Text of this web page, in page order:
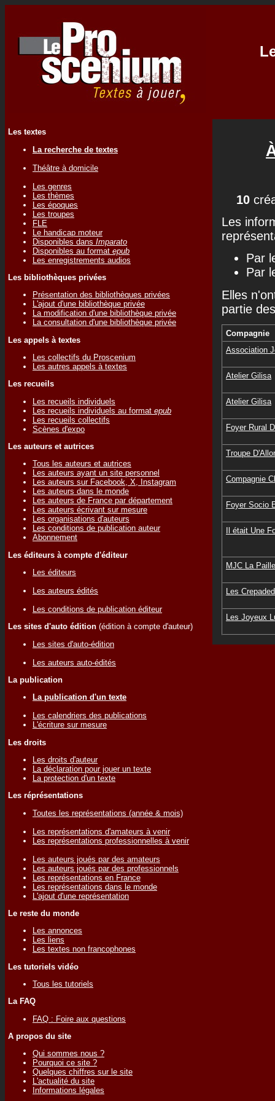
Les textes
La recherche de textes
Théâtre à domicile
Les genres
Les thèmes
Les époques
Les troupes
FLE
Le handicap moteur
Disponibles dans Imparato
Disponibles au format epub
Les enregistrements audios
Les bibliothèques privées
Présentation des bibliothèques privées
L'ajout d'une bibliothèque privée
La modification d'une bibliothèque privée
La consultation d'une bibliothèque privée
Les appels à textes
Les collectifs du Proscenium
Les autres appels à textes
Les recueils
Les recueils individuels
Les recueils individuels au format epub
Les recueils collectifs
Scènes d'expo
Les auteurs et autrices
Tous les auteurs et autrices
Les auteurs ayant un site personnel
Les auteurs sur Facebook, X, Instagram
Les auteurs dans le monde
Les auteurs de France par département
Les auteurs écrivant sur mesure
Les organisations d'auteurs
Les conditions de publication auteur
Abonnement
Les éditeurs à compte d'éditeur
Les éditeurs
Les auteurs édités
Les conditions de publication éditeur
Les sites d'auto édition (édition à compte d'auteur)
Les sites d'auto-édition
Les auteurs auto-édités
La publication
La publication d'un texte
Les calendriers des publications
L'écriture sur mesure
Les droits
Les droits d'auteur
La déclaration pour jouer un texte
La protection d'un texte
Les réprésentations
Toutes les représentations (année & mois)
Les représentations d'amateurs à venir
Les représentations professionnelles à venir
Les auteurs joués par des amateurs
Les auteurs joués par des professionnels
Les représentations en France
Les représentations dans le monde
L'ajout d'une représentation
Le reste du monde
Les annonces
Les liens
Les textes non francophones
Les tutoriels vidéo
Tous les tutoriels
La FAQ
FAQ : Foire aux questions
A propos du site
Qui sommes nous ?
Pourquoi ce site ?
Quelques chiffres sur le site
L'actualité du site
Informations légales
10
Les
Par
Par
Elles
partie
Compagnie
Association
Atelier Gilisa
Atelier Gilisa
Foyer Rural
Troupe
Compagnie
Foyer Socio
Il était Une
MJC La
Les
Les Joyeux